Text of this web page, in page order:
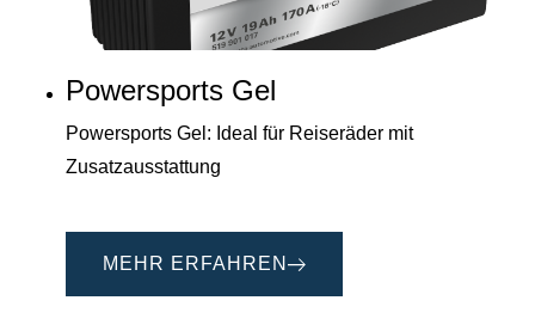
Powersports Gel
Powersports Gel: Ideal für Reiseräder mit
Zusatzausstattung
MEHR ERFAHREN